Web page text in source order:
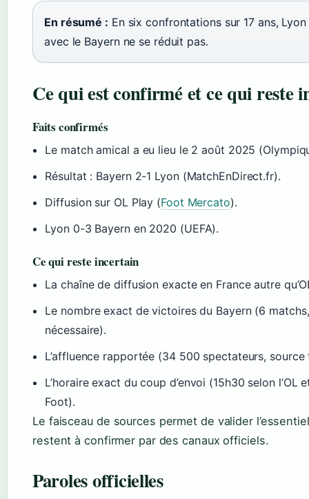
En résumé : En six confrontations sur 17 ans, Lyon
avec le Bayern ne se réduit pas.
Ce qui est confirmé et ce qui reste
Faits confirmés
Le match amical a eu lieu le 2 août 2025
Résultat : Bayern 2-1 Lyon (MatchEnDirect.fr).
Diffusion sur OL Play (Foot Mercato).
Lyon 0-3 Bayern en 2020 (UEFA).
Ce qui reste incertain
La chaîne de diffusion exacte en France autre
Le nombre exact de victoires du Bayern (6
nécessaire).
L’affluence rapportée (34 500 spectateurs, source
L’horaire exact du coup d’envoi (15h30 selon
Foot).
Le faisceau de sources permet de valider
restent à confirmer par des canaux officiels.
Paroles officielles